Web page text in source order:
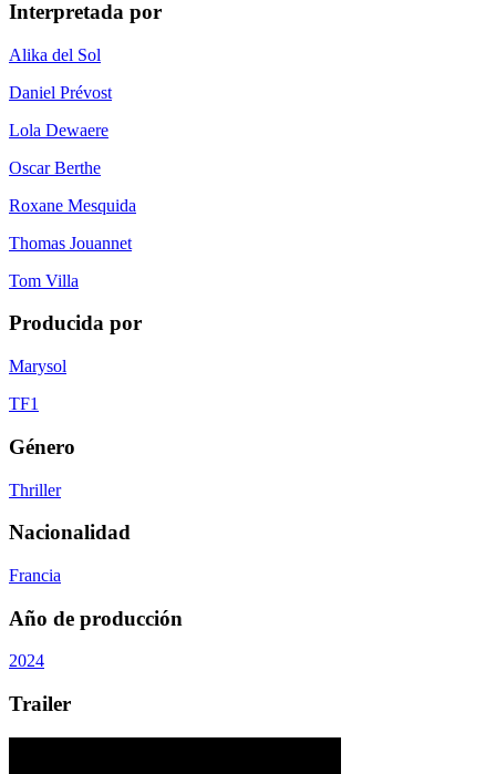
Interpretada por
Alika del Sol
Daniel Prévost
Lola Dewaere
Oscar Berthe
Roxane Mesquida
Thomas Jouannet
Tom Villa
Producida por
Marysol
TF1
Género
Thriller
Nacionalidad
Francia
Año de producción
2024
Trailer